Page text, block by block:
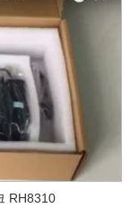
RH8310